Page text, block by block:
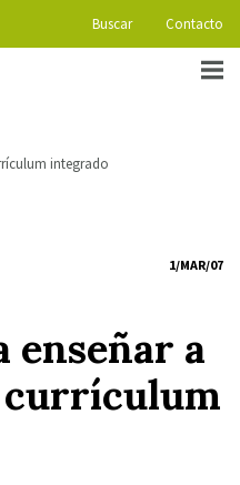
Buscar Contacto
integrado
1/MAR/07
enseñar a
currículum